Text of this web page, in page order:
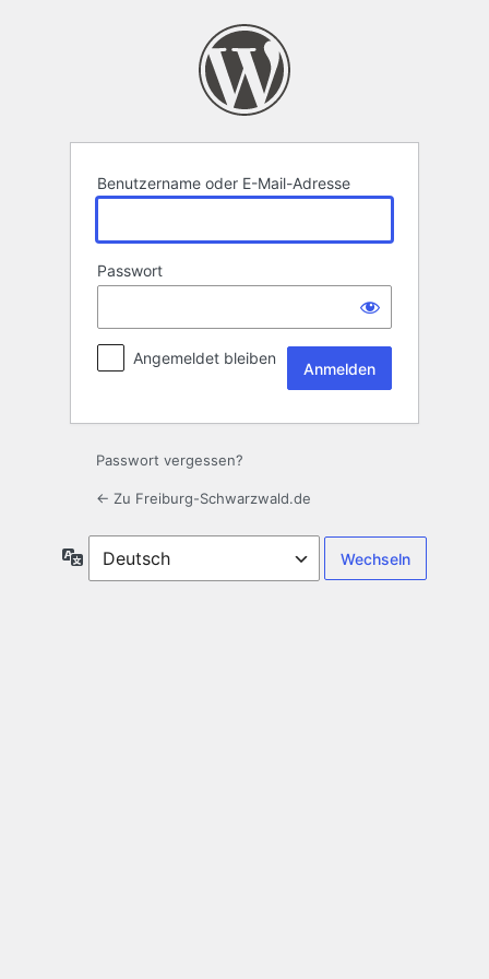
Benutzername oder E-Mail-Adresse
Passwort
Angemeldet bleiben
Passwort vergessen?
← Zu Freiburg-Schwarzwald.de
Sprache